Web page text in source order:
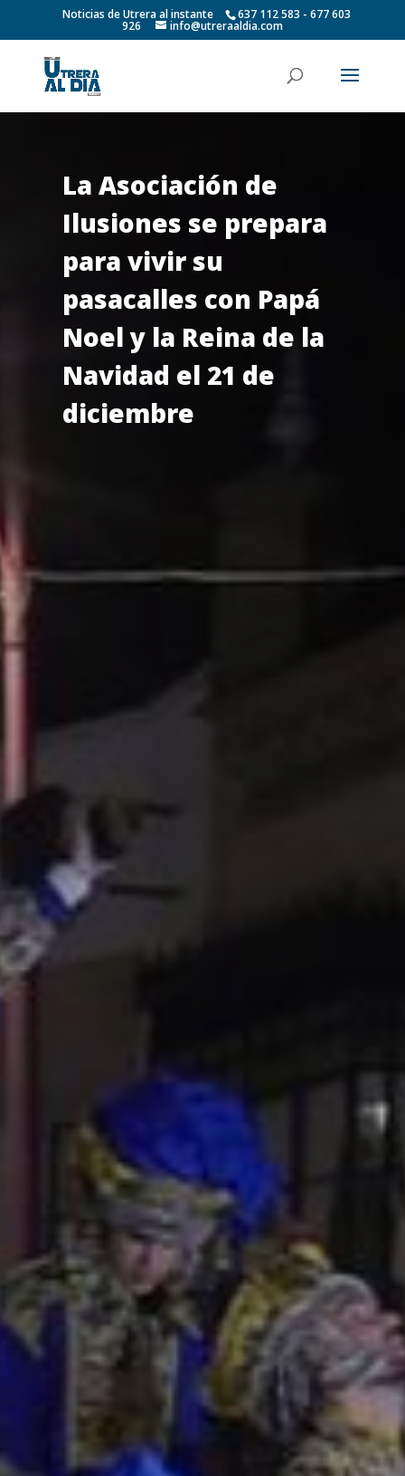
Noticias de Utrera al instante 637 112 583 - 677 603
926 info@utreraaldia.com
La Asociación de
Ilusiones se prepara
para vivir su
pasacalles con Papá
Noel y la Reina de la
Navidad el 21 de
diciembre